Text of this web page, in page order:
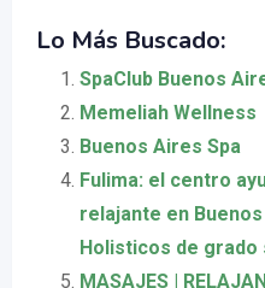
Lo Más Buscado:
SpaClub Buenos
Memeliah Wellness
Buenos Aires Spa
Fulima: el centro
relajante en
Holisticos de grado
MASAJES |